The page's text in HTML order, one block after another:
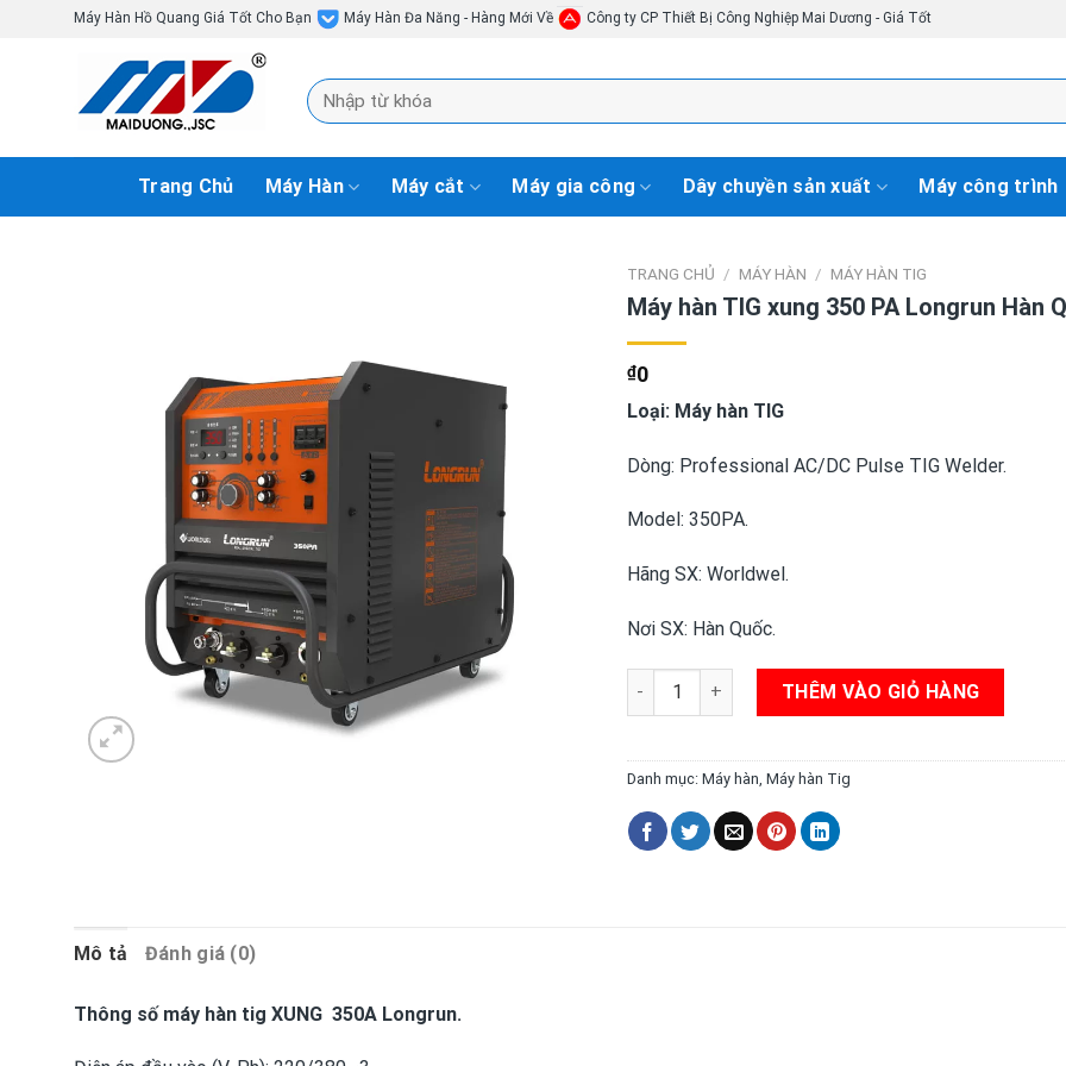
Máy Hàn Hồ Quang Giá Tốt Cho Bạn Máy Hàn Đa Năng - Hàng Mới Về Công ty CP Thiết Bị Công Nghiệp Mai Dương - Giá Tốt
Tìm
kiếm:
Trang Chủ Máy Hàn Máy cắt Máy gia công Dây chuyền sản xuất Máy công trình
TRANG CHỦ / MÁY HÀN / MÁY HÀN TIG
Máy hàn TIG xung 350 PA Longrun Hàn
₫0
Loại: Máy hàn TIG
Dòng: Professional AC/DC Pulse TIG Welder.
Model: 350PA.
Hãng SX: Worldwel.
Nơi SX: Hàn Quốc.
Máy hàn TIG xung 350 PA Longrun Hàn Quốc số
THÊM VÀO GIỎ HÀNG
Danh mục: Máy hàn Máy hàn Tig
Mô tả Đánh giá (0)
Thông số máy hàn tig XUNG 350A Longrun.